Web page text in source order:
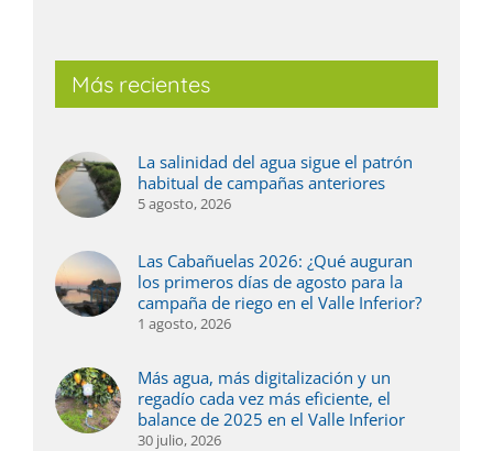
Más recientes
La salinidad del agua sigue el patrón
habitual de campañas anteriores
5 agosto, 2026
Las Cabañuelas 2026: ¿Qué auguran
los primeros días de agosto para la
campaña de riego en el Valle Inferior?
1 agosto, 2026
Más agua, más digitalización y un
regadío cada vez más eficiente, el
balance de 2025 en el Valle Inferior
30 julio, 2026